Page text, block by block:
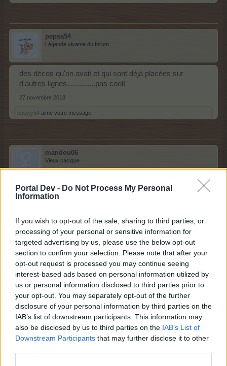
Portal Dev - Do Not Process My Personal
Information
If you wish to opt-out of the sale, sharing to third parties, or
processing of your personal or sensitive information for
targeted advertising by us, please use the below opt-out
section to confirm your selection. Please note that after your
opt-out request is processed you may continue seeing
interest-based ads based on personal information utilized by
us or personal information disclosed to third parties prior to
your opt-out. You may separately opt-out of the further
disclosure of your personal information by third parties on the
IAB’s list of downstream participants. This information may
also be disclosed by us to third parties on the IAB’s List of
Downstream Participants that may further disclose it to other
pepsa54
Légende vivante du forum
des décos qu'on avait et qui sont déjà placées sur
d'autres lignes..............pas cool!
27 novembre 2018
pasyjy54 aime votre message.
mandou06
Vieux cacique
BP a besoin d'argent..
pasyjy54aime votre message.
margottin
Seigneur du Forum
c la crise
27 novembre 2018
Connaisseur du Forum